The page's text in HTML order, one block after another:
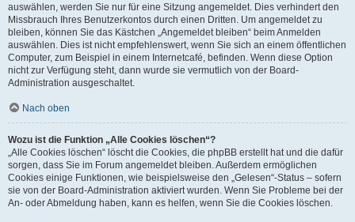
auswählen, werden Sie nur für eine Sitzung angemeldet. Dies verhindert den
Missbrauch Ihres Benutzerkontos durch einen Dritten. Um angemeldet zu
bleiben, können Sie das Kästchen „Angemeldet bleiben“ beim Anmelden
auswählen. Dies ist nicht empfehlenswert, wenn Sie sich an einem öffentlichen
Computer, zum Beispiel in einem Internetcafé, befinden. Wenn diese Option
nicht zur Verfügung steht, dann wurde sie vermutlich von der Board-
Administration ausgeschaltet.
Nach oben
Wozu ist die Funktion „Alle Cookies löschen“?
„Alle Cookies löschen“ löscht die Cookies, die phpBB erstellt hat und die dafür
sorgen, dass Sie im Forum angemeldet bleiben. Außerdem ermöglichen
Cookies einige Funktionen, wie beispielsweise den „Gelesen“-Status – sofern
sie von der Board-Administration aktiviert wurden. Wenn Sie Probleme bei der
An- oder Abmeldung haben, kann es helfen, wenn Sie die Cookies löschen.